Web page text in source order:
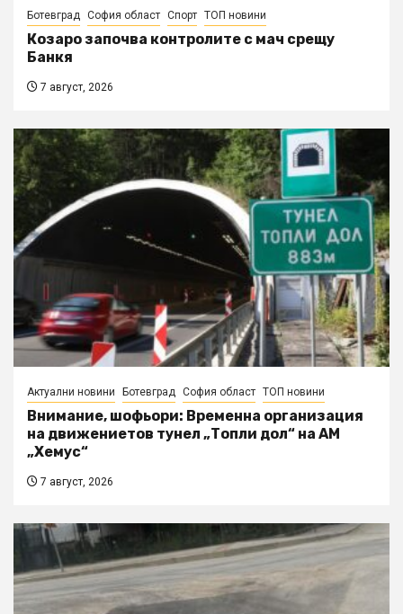
Ботевград София област Спорт ТОП новини
Козаро започва контролите с мач срещу
Банкя
7 август, 2026
Актуални новини Ботевград София област ТОП новини
Внимание, шофьори: Временна организация
на движениетов тунел „Топли дол“ на АМ
„Хемус“
7 август, 2026